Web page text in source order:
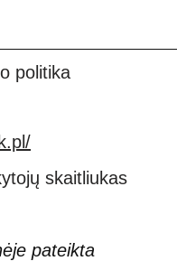
politika
pateikta